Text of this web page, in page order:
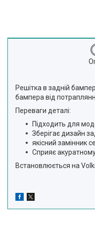
Решітка в задній
бампера від
Переваги деталі:
Підходить для
Зберігає дизайн
якісний замінник
Сприяє
Встановлюється на